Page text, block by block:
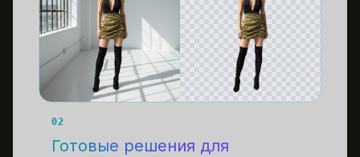
02
Готовые решения для